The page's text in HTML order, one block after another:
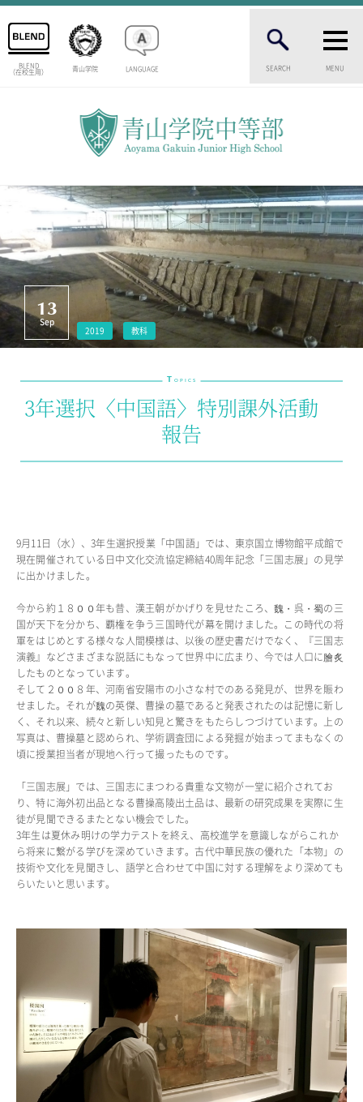
BLEND
（在校生用） 青山学院 LANGUAGE SEARCH MENU
中等部の歴史
特色ある教育
生徒数・教職員数
一貫校の流れ
卒業生インタビュー
校舎情報
メディアライブラリー
教育の特色・紹介
教育課程
キリスト教教育
スクールライフ
スクールカレンダー
1日の流れ
クラブ・同好会紹介
施設設備紹介
制服紹介
進学・進路
学友会
生徒の作品
ADMISSION
入試・入学案内
入試要項
志願者速報
合格者発表
学校説明会
編入学・転入学試験
よくあるご質問
INFORMATION
総合案内
13
Sep
2019 教科
T OPICS
3年選択〈中国語〉特別課外活動
報告
9月11日（水）、3年生選択授業「中国語」では、東京国立博物館平成館で
現在開催されている日中文化交流協定締結40周年記念「三国志展」の見学
に出かけました。
今から約１８００年も昔、漢王朝がかげりを見せたころ、魏・呉・蜀の三
国が天下を分かち、覇権を争う三国時代が幕を開けました。この時代の将
軍をはじめとする様々な人間模様は、以後の歴史書だけでなく、『三国志
演義』などさまざまな説話にもなって世界中に広まり、今では人口に膾炙
したものとなっています。
そして２００８年、河南省安陽市の小さな村でのある発見が、世界を賑わ
せました。それが魏の英傑、曹操の墓であると発表されたのは記憶に新し
く、それ以来、続々と新しい知見と驚きをもたらしつづけています。上の
写真は、曹操墓と認められ、学術調査団による発掘が始まってまもなくの
頃に授業担当者が現地へ行って撮ったものです。
「三国志展」では、三国志にまつわる貴重な文物が一堂に紹介されてお
り、特に海外初出品となる曹操高陵出土品は、最新の研究成果を実際に生
徒が見聞できるまたとない機会でした。
3年生は夏休み明けの学力テストを終え、高校進学を意識しながらこれか
ら将来に繋がる学びを深めていきます。古代中華民族の優れた「本物」の
技術や文化を見聞きし、語学と合わせて中国に対する理解をより深めても
らいたいと思います。